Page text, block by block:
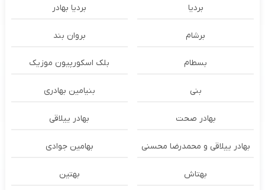
بردیا بردیا بهادر
برشام بروان بند
بسطام بلک اسکورپیون موزیک
بنی بنیامین بهادری
بهادر صحت بهادر ییلاقی
بهادر ییلاقی و محمدرضا محسنی بهامین جوادی
بهتاش بهتین